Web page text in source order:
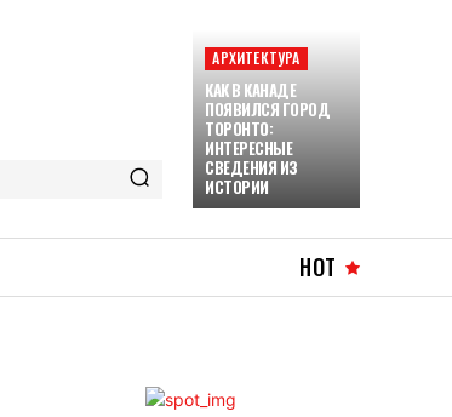
АРХИТЕКТУРА
КАК В КАНАДЕ
ПОЯВИЛСЯ ГОРОД
ТОРОНТО:
ИНТЕРЕСНЫЕ
СВЕДЕНИЯ ИЗ
ИСТОРИИ
HOT